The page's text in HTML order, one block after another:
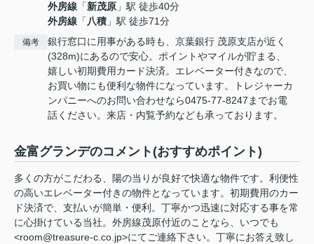
外房線 「新茂原 」駅 徒歩40分
外房線 「八積 」駅 徒歩71分
備考
銀行窓口に用事がある時も、京葉銀行 茂原支店が近く
(328m)にあるので安心。ポイントやマイルが貯まる、
嬉しい初期費用カード決済。エレベーター付きなので、
お買い物にも便利な物件になっています。トレジャーカ
ンパニーへのお問い合わせなら0475-77-8247までお電
話ください。来店・内覧予約なども承っております。
金富グランデのコメント(おすすめポイント)
多くの方がこだわる、陽の当りが良好で快適な物件です。利便性
の高いエレベーター付きの物件となっています。初期費用のカー
ド決済で、支払いが簡単・便利。丁寧かつ迅速に対応する事を常
に心掛けている当社。外房線茂原付近のことなら、いつでも
<room@treasure-c.co.jp>にてご連絡下さい。丁寧にお答え致し